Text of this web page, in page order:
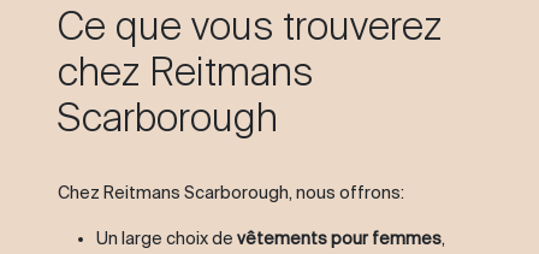
Ce que vous trouverez
chez Reitmans
Scarborough
Chez Reitmans Scarborough, nous offrons:
Un large choix de vêtements pour femmes,